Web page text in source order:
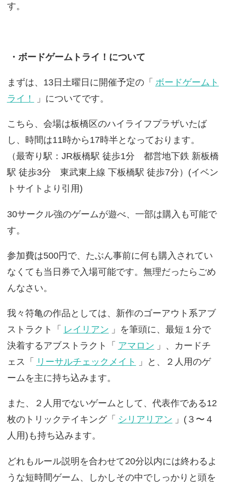
す。
・ボードゲームトライ！について
まずは、13日土曜日に開催予定の「 ボードゲームト
ライ！
」についてです。
こちら、会場は板橋区のハイライフプラザいたば
し、時間は11時から17時半となっております。
（最寄り駅：JR板橋駅 徒歩1分 都営地下鉄 新板橋
駅 徒歩3分 東武東上線 下板橋駅 徒歩7分）(イベン
トサイトより引用)
30サークル強のゲームが遊べ、一部は購入も可能で
す。
参加費は500円で、たぶん事前に何も購入されてい
なくても当日券で入場可能です。無理だったらごめ
んなさい。
我々符亀の作品としては、新作のゴーアウト系アブ
ストラクト「 レイリアン 」を筆頭に、最短１分で
決着するアブストラクト「 アマロン 」、カードチ
ェス「
リーサルチェックメイト
」と、２人用のゲ
ームを主に持ち込みます。
また、２人用でないゲームとして、代表作である12
枚のトリックテイキング「 シリアリアン 」(３〜４
人用)も持ち込みます。
どれもルール説明を合わせて20分以内には終わるよ
うな短時間ゲーム、しかしその中でしっかりと頭を